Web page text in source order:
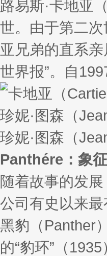
路易斯·卡地亚
世。由于第二
亚兄弟的直系
世界报”。自
珍妮·图森（
珍妮·图森（
Panthére：象
随着故事的发
公司有史以来
黑豹（Panther
的“豹环”（